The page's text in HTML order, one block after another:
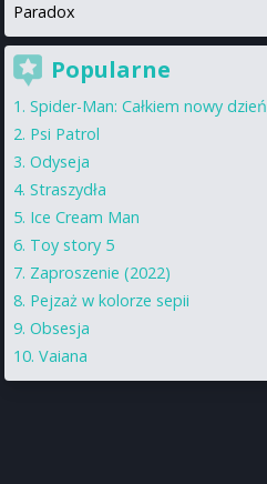
Paradox
Popularne
Spider-Man: Całkiem nowy dzień
Psi Patrol
Odyseja
Straszydła
Ice Cream Man
Toy story 5
Zaproszenie (2022)
Pejzaż w kolorze sepii
Obsesja
Vaiana